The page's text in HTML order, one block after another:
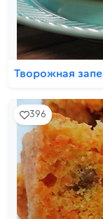
Творожная
396